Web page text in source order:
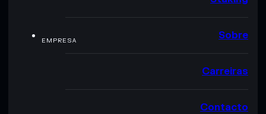
EMPRESA Sobre
Carreiras
Contacto